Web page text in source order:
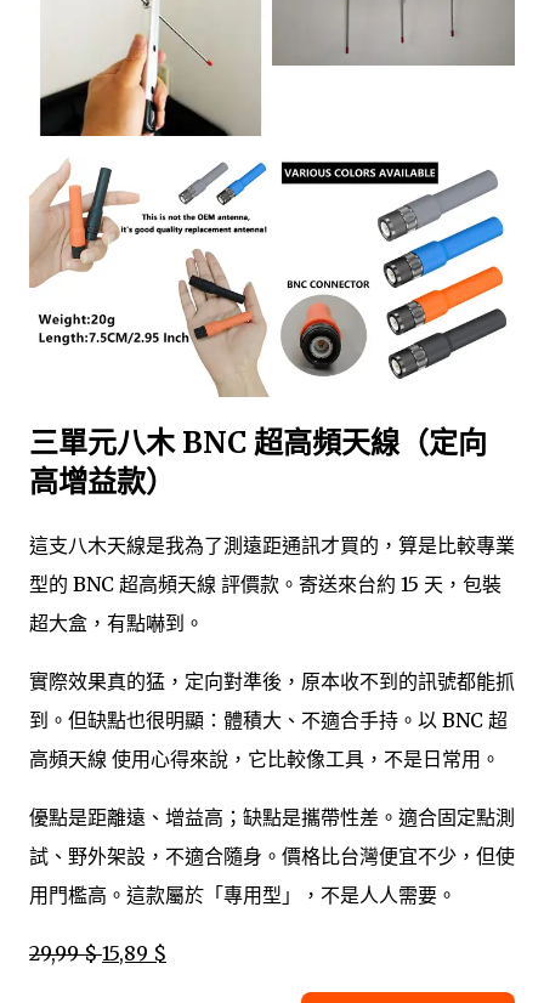
三單元八木 BNC 超高頻天線（定向
高增益款）
這支八木天線是我為了測遠距通訊才買的，算是比較專業
型的 BNC 超高頻天線 評價款。寄送來台約 15 天，包裝
超大盒，有點嚇到。
實際效果真的猛，定向對準後，原本收不到的訊號都能抓
到。但缺點也很明顯：體積大、不適合手持。以 BNC 超
高頻天線 使用心得來說，它比較像工具，不是日常用。
優點是距離遠、增益高；缺點是攜帶性差。適合固定點測
試、野外架設，不適合隨身。價格比台灣便宜不少，但使
用門檻高。這款屬於「專用型」，不是人人需要。
29,99 $ 15,89 $